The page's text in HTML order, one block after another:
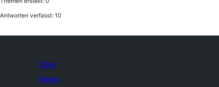
Antworten verfasst: 10
Über
News